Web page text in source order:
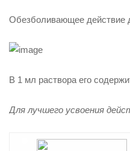
Обезболивающее действие
В 1 мл раствора его
Для лучшего усвоения